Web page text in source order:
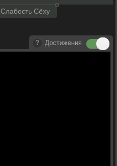
Слабость Сёху
Достижения